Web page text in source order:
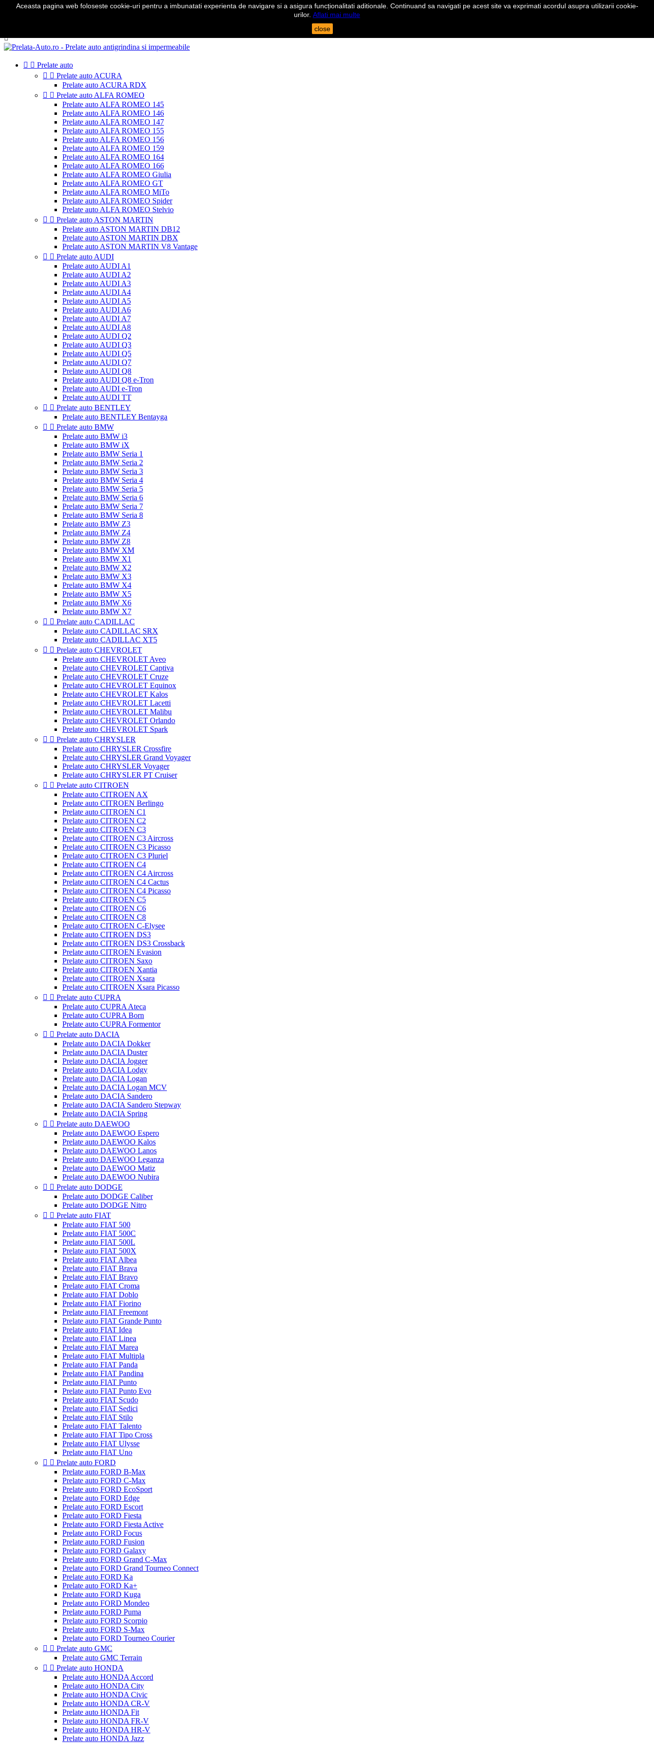
Telefon:0724 571 115

  Prelate auto
  Prelate auto ACURA
Prelate auto ACURA RDX
  Prelate auto ALFA ROMEO
Prelate auto ALFA ROMEO 145
Prelate auto ALFA ROMEO 146
Prelate auto ALFA ROMEO 147
Prelate auto ALFA ROMEO 155
Prelate auto ALFA ROMEO 156
Prelate auto ALFA ROMEO 159
Prelate auto ALFA ROMEO 164
Prelate auto ALFA ROMEO 166
Prelate auto ALFA ROMEO Giulia
Prelate auto ALFA ROMEO GT
Prelate auto ALFA ROMEO MiTo
Prelate auto ALFA ROMEO Spider
Prelate auto ALFA ROMEO Stelvio
  Prelate auto ASTON MARTIN
Prelate auto ASTON MARTIN DB12
Prelate auto ASTON MARTIN DBX
Prelate auto ASTON MARTIN V8 Vantage
  Prelate auto AUDI
Prelate auto AUDI A1
Prelate auto AUDI A2
Prelate auto AUDI A3
Prelate auto AUDI A4
Prelate auto AUDI A5
Prelate auto AUDI A6
Prelate auto AUDI A7
Prelate auto AUDI A8
Prelate auto AUDI Q2
Prelate auto AUDI Q3
Prelate auto AUDI Q5
Prelate auto AUDI Q7
Prelate auto AUDI Q8
Prelate auto AUDI Q8 e-Tron
Prelate auto AUDI e-Tron
Prelate auto AUDI TT
  Prelate auto BENTLEY
Prelate auto BENTLEY Bentayga
  Prelate auto BMW
Prelate auto BMW i3
Prelate auto BMW iX
Prelate auto BMW Seria 1
Prelate auto BMW Seria 2
Prelate auto BMW Seria 3
Prelate auto BMW Seria 4
Prelate auto BMW Seria 5
Prelate auto BMW Seria 6
Prelate auto BMW Seria 7
Prelate auto BMW Seria 8
Prelate auto BMW Z3
Prelate auto BMW Z4
Prelate auto BMW Z8
Prelate auto BMW XM
Prelate auto BMW X1
Prelate auto BMW X2
Prelate auto BMW X3
Prelate auto BMW X4
Prelate auto BMW X5
Prelate auto BMW X6
Prelate auto BMW X7
  Prelate auto CADILLAC
Prelate auto CADILLAC SRX
Prelate auto CADILLAC XT5
  Prelate auto CHEVROLET
Prelate auto CHEVROLET Aveo
Prelate auto CHEVROLET Captiva
Prelate auto CHEVROLET Cruze
Prelate auto CHEVROLET Equinox
Prelate auto CHEVROLET Kalos
Prelate auto CHEVROLET Lacetti
Prelate auto CHEVROLET Malibu
Prelate auto CHEVROLET Orlando
Prelate auto CHEVROLET Spark
  Prelate auto CHRYSLER
Prelate auto CHRYSLER Crossfire
Prelate auto CHRYSLER Grand Voyager
Prelate auto CHRYSLER Voyager
Prelate auto CHRYSLER PT Cruiser
  Prelate auto CITROEN
Prelate auto CITROEN AX
Prelate auto CITROEN Berlingo
Prelate auto CITROEN C1
Prelate auto CITROEN C2
Prelate auto CITROEN C3
Prelate auto CITROEN C3 Aircross
Prelate auto CITROEN C3 Picasso
Prelate auto CITROEN C3 Pluriel
Prelate auto CITROEN C4
Prelate auto CITROEN C4 Aircross
Prelate auto CITROEN C4 Cactus
Prelate auto CITROEN C4 Picasso
Prelate auto CITROEN C5
Prelate auto CITROEN C6
Prelate auto CITROEN C8
Prelate auto CITROEN C-Elysee
Prelate auto CITROEN DS3
Prelate auto CITROEN DS3 Crossback
Prelate auto CITROEN Evasion
Prelate auto CITROEN Saxo
Prelate auto CITROEN Xantia
Prelate auto CITROEN Xsara
Prelate auto CITROEN Xsara Picasso
  Prelate auto CUPRA
Prelate auto CUPRA Ateca
Prelate auto CUPRA Born
Prelate auto CUPRA Formentor
  Prelate auto DACIA
Prelate auto DACIA Dokker
Prelate auto DACIA Duster
Prelate auto DACIA Jogger
Prelate auto DACIA Lodgy
Prelate auto DACIA Logan
Prelate auto DACIA Logan MCV
Prelate auto DACIA Sandero
Prelate auto DACIA Sandero Stepway
Prelate auto DACIA Spring
  Prelate auto DAEWOO
Prelate auto DAEWOO Espero
Prelate auto DAEWOO Kalos
Prelate auto DAEWOO Lanos
Prelate auto DAEWOO Leganza
Prelate auto DAEWOO Matiz
Prelate auto DAEWOO Nubira
  Prelate auto DODGE
Prelate auto DODGE Caliber
Prelate auto DODGE Nitro
  Prelate auto FIAT
Prelate auto FIAT 500
Prelate auto FIAT 500C
Prelate auto FIAT 500L
Prelate auto FIAT 500X
Prelate auto FIAT Albea
Prelate auto FIAT Brava
Prelate auto FIAT Bravo
Prelate auto FIAT Croma
Prelate auto FIAT Doblo
Prelate auto FIAT Fiorino
Prelate auto FIAT Freemont
Prelate auto FIAT Grande Punto
Prelate auto FIAT Idea
Prelate auto FIAT Linea
Prelate auto FIAT Marea
Prelate auto FIAT Multipla
Prelate auto FIAT Panda
Prelate auto FIAT Pandina
Prelate auto FIAT Punto
Prelate auto FIAT Punto Evo
Prelate auto FIAT Scudo
Prelate auto FIAT Sedici
Prelate auto FIAT Stilo
Prelate auto FIAT Talento
Prelate auto FIAT Tipo Cross
Prelate auto FIAT Ulysse
Prelate auto FIAT Uno
  Prelate auto FORD
Prelate auto FORD B-Max
Prelate auto FORD C-Max
Prelate auto FORD EcoSport
Prelate auto FORD Edge
Prelate auto FORD Escort
Prelate auto FORD Fiesta
Prelate auto FORD Fiesta Active
Prelate auto FORD Focus
Prelate auto FORD Fusion
Prelate auto FORD Galaxy
Prelate auto FORD Grand C-Max
Prelate auto FORD Grand Tourneo Connect
Prelate auto FORD Ka
Prelate auto FORD Ka+
Prelate auto FORD Kuga
Prelate auto FORD Mondeo
Prelate auto FORD Puma
Prelate auto FORD Scorpio
Prelate auto FORD S-Max
Prelate auto FORD Tourneo Courier
  Prelate auto GMC
Prelate auto GMC Terrain
  Prelate auto HONDA
Prelate auto HONDA Accord
Prelate auto HONDA City
Prelate auto HONDA Civic
Prelate auto HONDA CR-V
Prelate auto HONDA Fit
Prelate auto HONDA FR-V
Prelate auto HONDA HR-V
Prelate auto HONDA Jazz
Aceasta pagina web foloseste cookie-uri pentru a imbunatati experienta de navigare si a asigura funcționalitati aditionale. Continuand sa navigati pe acest site va exprimati acordul asupra utilizarii cookie-
urilor. Aflati mai multe
close